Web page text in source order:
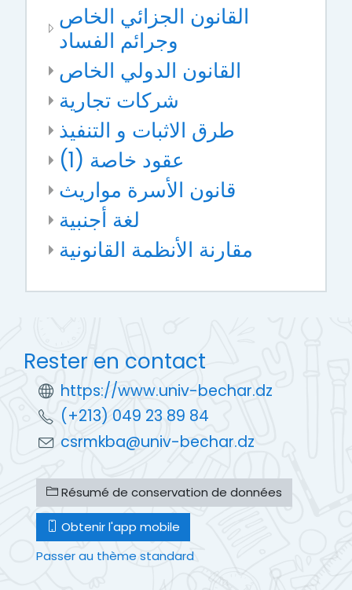
القانون الجزائي الخاص
وجرائم الفساد
القانون الدولي الخاص
شركات تجارية
طرق الاثبات و التنفيذ
عقود خاصة (1)
قانون الأسرة مواريث
لغة أجنبية
مقارنة الأنظمة القانونية
Rester en contact
https://www.univ-bechar.dz
(+213) 049 23 89 84
csrmkba@univ-bechar.dz
Résumé de conservation de données
Obtenir l'app mobile
Passer au thème standard